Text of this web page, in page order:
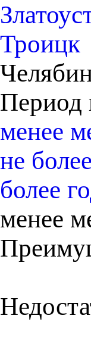
Троицк
Период
менее
не
более
менее